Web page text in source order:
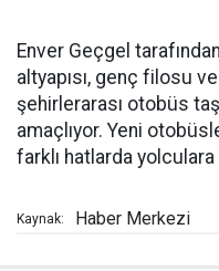
Enver Geçgel
altyapısı, genç filosu
şehirlerarası otobüs
amaçlıyor. Yeni
farklı hatlarda
Kaynak: Haber Merkezi